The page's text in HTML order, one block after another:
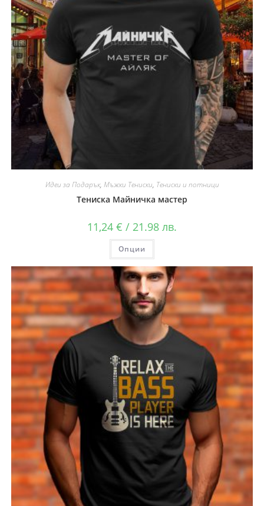
Идеи за Подарък, Мъжки Тениски, Тениски и потници
Тениска Майничка мастер
11,24 € / 21.98 лв.
Опции